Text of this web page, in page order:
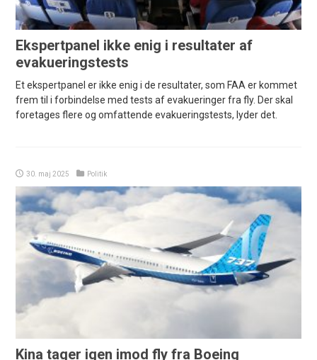
Ekspertpanel ikke enig i resultater af
evakueringstests
Et ekspertpanel er ikke enig i de resultater, som FAA er kommet
frem til i forbindelse med tests af evakueringer fra fly. Der skal
foretages flere og omfattende evakueringstests, lyder det.
30. maj 2025 Politik
Kina tager igen imod fly fra Boeing